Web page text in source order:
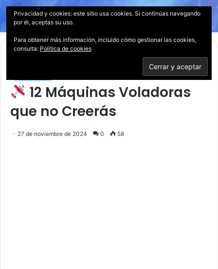
Menú
12 Máquinas Voladoras
que no Creerás
27 de noviembre de 2024 0 58
Privacidad y cookies: este sitio usa cookies. Si continúas navegando
por él, aceptas su uso.
Para obtener más información, incluido cómo gestionar las cookies,
consulta: Política de cookies